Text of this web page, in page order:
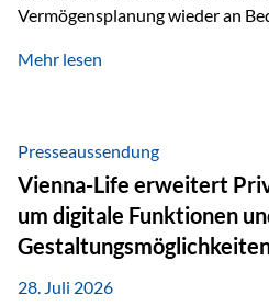
Vermögensplanung wieder an
Blick behalten? Digitalisierung
administrative Aufgaben,
schaffen mehr Zeit für das
Beratung. Gerade deshalb wird
zum entscheidenden
unterstützen, Vertrauen entsteht
persönlichen Gespräch. Bei der
Mehr lesen
Presseaussendung
Vienna-Life erweitert
um digitale Funktionen
28. Juli 2026